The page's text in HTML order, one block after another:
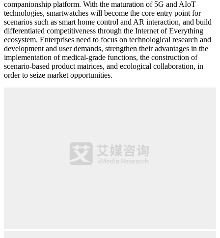
companionship platform. With the maturation of 5G and AIoT
technologies, smartwatches will become the core entry point for
scenarios such as smart home control and AR interaction, and build
differentiated competitiveness through the Internet of Everything
ecosystem. Enterprises need to focus on technological research and
development and user demands, strengthen their advantages in the
implementation of medical-grade functions, the construction of
scenario-based product matrices, and ecological collaboration, in
order to seize market opportunities.